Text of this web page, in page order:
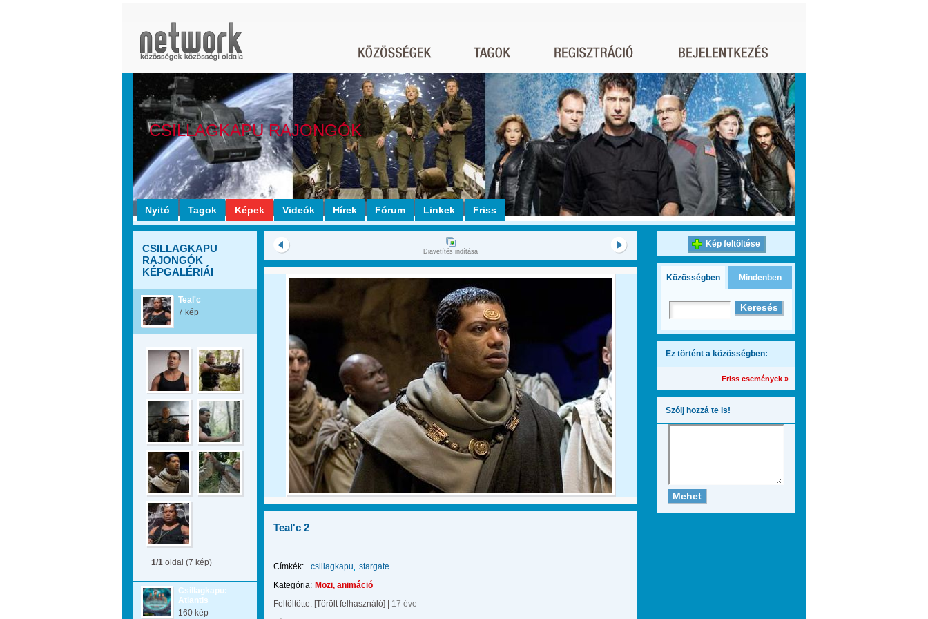
CSILLAGKAPU RAJONGÓK
Nyitó Tagok Képek Videók Hírek Fórum Linkek Friss
CSILLAGKAPU
RAJONGÓK
KÉPGALÉRIÁI
Teal'c
7 kép
1/1 oldal (7 kép)
Csillagkapu:
Atlantis
160 kép
Diavetítés indítása
Teal'c 2
Címkék: csillagkapu
stargate
Kategória: Mozi, animáció
Feltöltötte: [Törölt felhasználó]
17 éve
Kép feltöltése
Közösségben Mindenben
Ez történt a közösségben:
Friss események »
Szólj hozzá te is!